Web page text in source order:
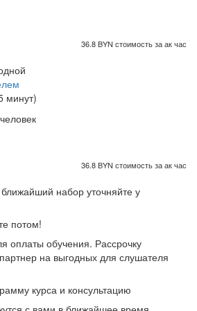
36.8 BYN стоимость за ак час
минут)
36.8 BYN стоимость за ак час
набор уточняйте у
потом!
оплаты обучения. Рассрочку
на выгодных для слушателя
курса и консультацию